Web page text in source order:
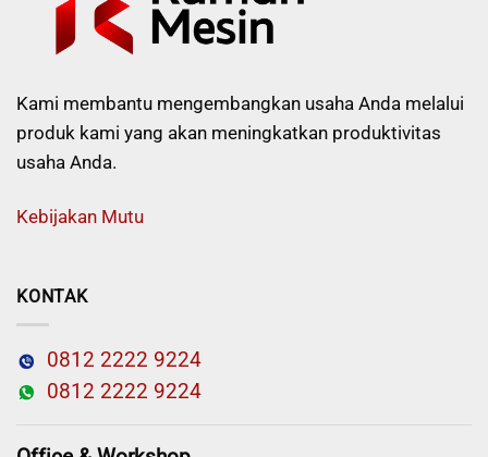
Kami membantu mengembangkan usaha Anda melalui
produk kami yang akan meningkatkan produktivitas
usaha Anda.
Kebijakan Mutu
KONTAK
0812 2222 9224
0812 2222 9224